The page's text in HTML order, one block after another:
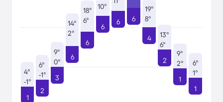
4°
-1°
1
6°
-1°
2
9°
0°
3
14°
2°
6
18°
6°
6
10°
6
6 6
19°
8°
4
13°
6°
2
9°
2°
1
6°
1°
1